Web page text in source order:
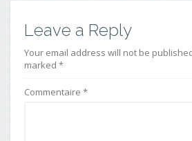
Leave a Reply
Your email address will not be
marked *
Commentaire *